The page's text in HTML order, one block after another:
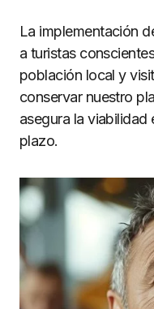
La implementación
a turistas
población local y
conservar nuestro
asegura la
plazo.